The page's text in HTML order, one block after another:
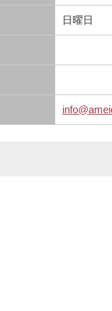
日曜日